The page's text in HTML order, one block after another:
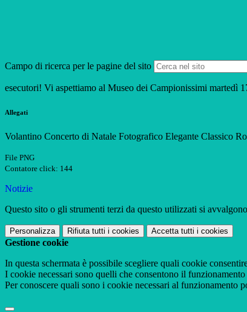
Campo di ricerca per le pagine del sito
esecutori! Vi aspettiamo al Museo dei Campionissimi martedì
Allegati
Volantino Concerto di Natale Fotografico Elegante Classico
File PNG
Contatore click: 144
Notizie
Questo sito o gli strumenti terzi da questo utilizzati si
Personalizza Rifiuta tutti i cookies Accetta tutti i cookies
Gestione cookie
In questa schermata è possibile scegliere quali cookie
I cookie necessari sono quelli che consentono il
Per conoscere quali sono i cookie necessari al funzionamento